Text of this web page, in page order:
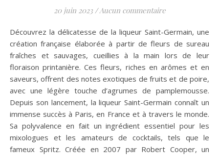
20 juin 2023 / Aucun commentaire
Découvrez la délicatesse de la liqueur Saint-Germain, une
création française élaborée à partir de fleurs de sureau
fraîches et sauvages, cueillies à la main lors de leur
floraison printanière. Ces fleurs, riches en arômes et en
saveurs, offrent des notes exotiques de fruits et de poire,
avec une légère touche d’agrumes de pamplemousse.
Depuis son lancement, la liqueur Saint-Germain connaît un
immense succès à Paris, en France et à travers le monde.
Sa polyvalence en fait un ingrédient essentiel pour les
mixologues et les amateurs de cocktails, tels que le
fameux Spritz. Créée en 2007 par Robert Cooper, un